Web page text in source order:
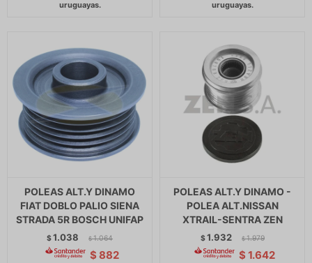
POLEAS ALT.Y DINAMO
FIAT DOBLO PALIO SIENA
STRADA 5R BOSCH UNIFAP
$1.038 $ 1.064
$ 882
POLEAS ALT.Y DINAMO -
POLEA ALT.NISSAN
XTRAIL-SENTRA ZEN
$1.932 $ 1.979
$ 1.642